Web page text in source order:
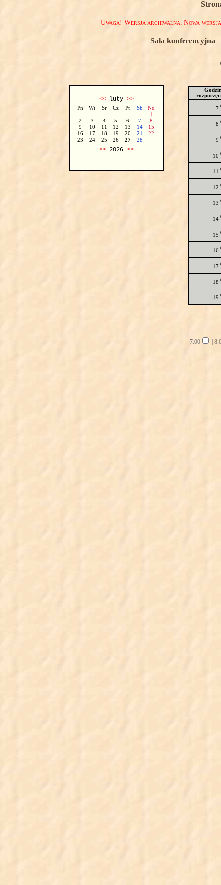
Uwaga! Wersja archiwalna. Nowa
Sala konferencyjna |
<<luty >>
Pn Wt Sr Cz Pt Sb
Nd
1
2
3 4 5 6 7
8
9
10 11 12 13 14
15
16
17 18 19 20 21
22
23
24 25 26 27 28
<<2026 >>
7
8
9
10
11
12
13
14
15
16
17
18
19
7.00